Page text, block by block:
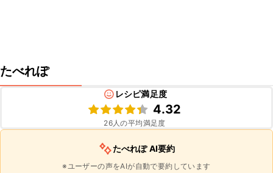
たべれぽ
レシピ満足度
4.32
26人の平均満足度
たべれぽ AI要約
※ユーザーの声をAIが自動で要約しています